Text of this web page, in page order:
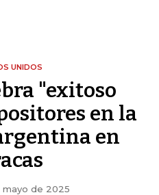
UNIDOS
"exitoso
en la
en
de 2025